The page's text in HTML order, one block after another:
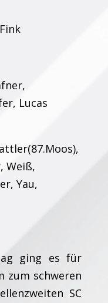
Lucas
Weiß,
Yau,
ging es für
zum schweren
SC